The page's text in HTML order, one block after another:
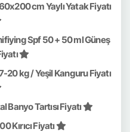
cm Yaylı Yatak Fiyatı
Spf 50 + 50 ml Güneş
20 kg / Yeşil Kanguru Fiyatı
Banyo Tartısı Fiyatı
Kırıcı Fiyatı